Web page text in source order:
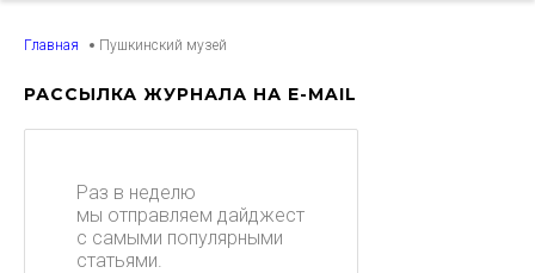
Главная Пушкинский музей
РАССЫЛКА ЖУРНАЛА НА E-MAIL
Раз в неделю
мы отправляем дайджест
с самыми популярными
статьями.